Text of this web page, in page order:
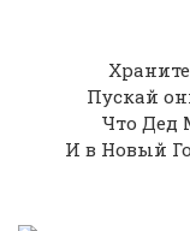
Пускай
Что Дед
И в Новый